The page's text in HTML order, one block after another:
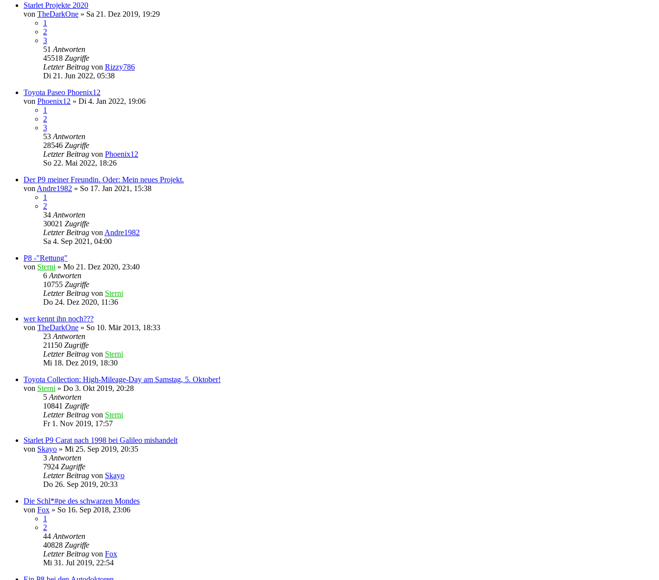
Starlet Projekte 2020
von TheDarkOne » Sa 21. Dez 2019, 19:29
1
2
3
51 Antworten
45518 Zugriffe
Letzter Beitrag von Rizzy786
Di 21. Jun 2022, 05:38
Toyota Paseo Phoenix12
von Phoenix12 » Di 4. Jan 2022, 19:06
1
2
3
53 Antworten
28546 Zugriffe
Letzter Beitrag von Phoenix12
So 22. Mai 2022, 18:26
Der P9 meiner Freundin. Oder: Mein neues Projekt.
von Andre1982 » So 17. Jan 2021, 15:38
1
2
34 Antworten
30021 Zugriffe
Letzter Beitrag von Andre1982
Sa 4. Sep 2021, 04:00
P8 -"Rettung"
von Sterni » Mo 21. Dez 2020, 23:40
6 Antworten
10755 Zugriffe
Letzter Beitrag von Sterni
Do 24. Dez 2020, 11:36
wer kennt ihn noch???
von TheDarkOne » So 10. Mär 2013, 18:33
23 Antworten
21150 Zugriffe
Letzter Beitrag von Sterni
Mi 18. Dez 2019, 18:30
Toyota Collection: High-Mileage-Day am Samstag, 5. Oktober!
von Sterni » Do 3. Okt 2019, 20:28
5 Antworten
10841 Zugriffe
Letzter Beitrag von Sterni
Fr 1. Nov 2019, 17:57
Starlet P9 Carat nach 1998 bei Galileo mishandelt
von Skayo » Mi 25. Sep 2019, 20:35
3 Antworten
7924 Zugriffe
Letzter Beitrag von Skayo
Do 26. Sep 2019, 20:33
Die Schl*#pe des schwarzen Mondes
von Fox » So 16. Sep 2018, 23:06
1
2
44 Antworten
40828 Zugriffe
Letzter Beitrag von Fox
Mi 31. Jul 2019, 22:54